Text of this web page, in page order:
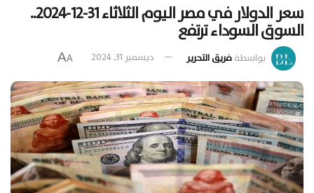
سعر الدولار في مصر اليوم الثلاثاء 31-12-2024..
السوق السوداء ترتفع
بواسطةفريق التحرير ديسمبر 31, 2024 A
A